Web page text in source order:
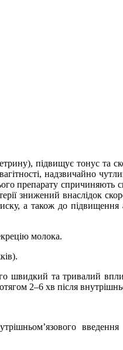
підвищує тонус та
надзвичайно
препарату
знижений внаслідок
а також до підвищення
молока.
швидкий та тривалий
2–6 хв після